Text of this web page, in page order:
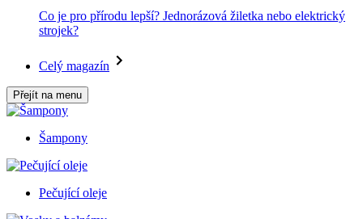
Co je pro přírodu lepší? Jednorázová žiletka nebo elektrický
strojek?
Celý magazín
Přejít na menu
Šampony
Pečující oleje